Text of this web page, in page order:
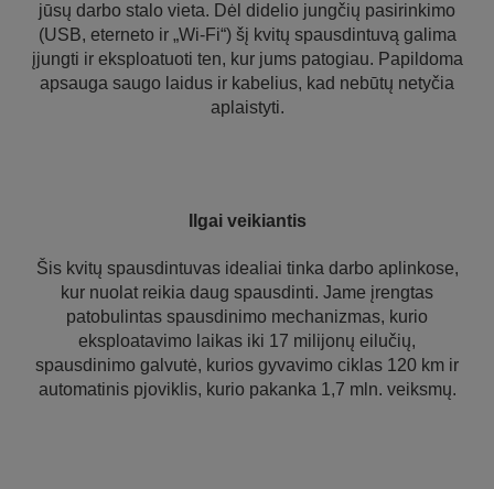
jūsų darbo stalo vieta. Dėl didelio jungčių pasirinkimo
(USB, eterneto ir „Wi-Fi“) šį kvitų spausdintuvą galima
įjungti ir eksploatuoti ten, kur jums patogiau. Papildoma
apsauga saugo laidus ir kabelius, kad nebūtų netyčia
aplaistyti.
Ilgai veikiantis
Šis kvitų spausdintuvas idealiai tinka darbo aplinkose,
kur nuolat reikia daug spausdinti. Jame įrengtas
patobulintas spausdinimo mechanizmas, kurio
eksploatavimo laikas iki 17 milijonų eilučių,
spausdinimo galvutė, kurios gyvavimo ciklas 120 km ir
automatinis pjoviklis, kurio pakanka 1,7 mln. veiksmų.